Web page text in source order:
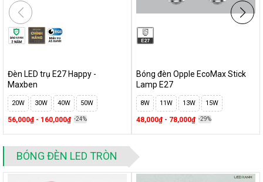
2.1. Thiết kế hình trụ thẩm mỹ
Mẫu đèn bulb trụ Rạng Đông
thiết kế đẹp mắt và đảm bảo
Đèn LED trụ E27 Happy -
Maxben
20W 30W 40W 50W
56,000₫ - 160,000₫ -24%
Bóng đèn Opple EcoMax Stick
Lamp E27
8W 11W 13W 15W
48,000₫ - 78,000₫ -29%
BÓNG ĐÈN LED TRÒN